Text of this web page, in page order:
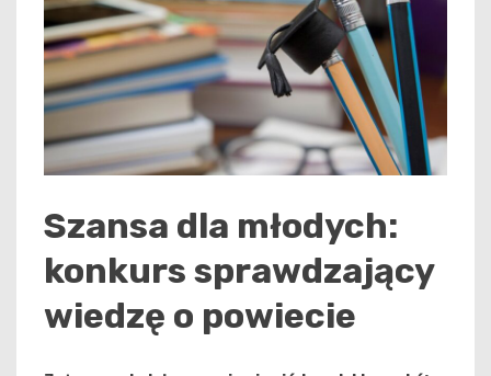
Szansa dla młodych:
konkurs sprawdzający
wiedzę o powiecie